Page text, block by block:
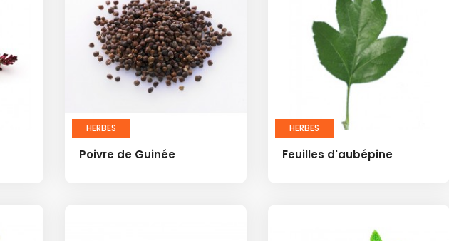
HERBES
Poivre de Guinée
HERBES
Feuilles d'aubépine